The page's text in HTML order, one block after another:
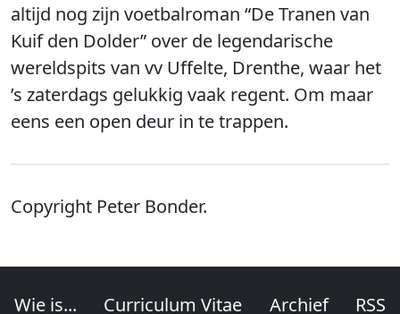
altijd nog zijn voetbalroman “De Tranen van
Kuif den Dolder” over de legendarische
wereldspits van vv Uffelte, Drenthe, waar het
’s zaterdags gelukkig vaak regent. Om maar
eens een open deur in te trappen.
Copyright Peter Bonder.
Wie is... Curriculum Vitae Archief RSS